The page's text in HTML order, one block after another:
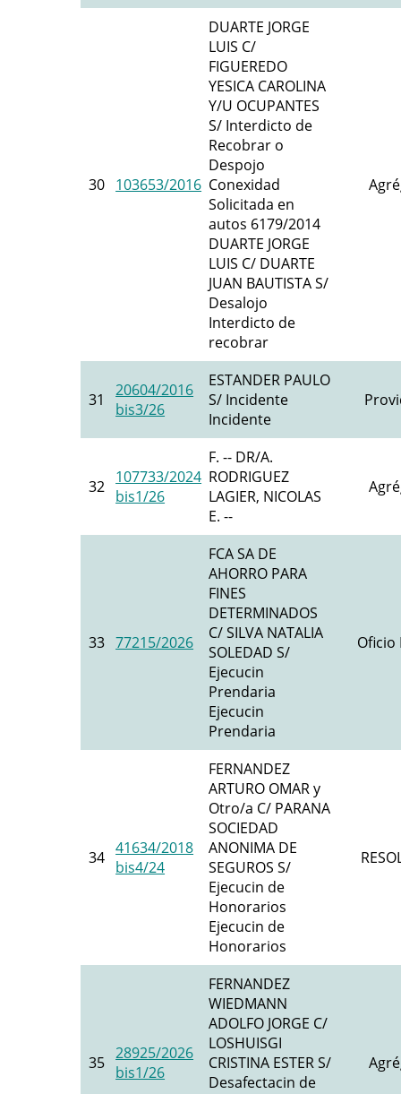
30 103653/2016
DUARTE JORGE
LUIS C/
FIGUEREDO
YESICA CAROLINA
Y/U OCUPANTES
S/ Interdicto de
Recobrar o
Despojo
Conexidad
Solicitada en
autos 6179/2014
DUARTE JORGE
LUIS C/ DUARTE
JUAN BAUTISTA S/
Desalojo
Interdicto de
recobrar
31
20604/2016
bis3/26
ESTANDER PAULO
S/ Incidente
Incidente
32
107733/2024
bis1/26
F. -- DR/A.
RODRIGUEZ
LAGIER, NICOLAS
E. --
33 77215/2026
FCA SA DE
AHORRO PARA
FINES
DETERMINADOS
C/ SILVA NATALIA
SOLEDAD S/
Ejecucin
Prendaria
Ejecucin
Prendaria
Oficio
34 41634/2018
bis4/24
FERNANDEZ
ARTURO OMAR y
Otro/a C/ PARANA
SOCIEDAD
ANONIMA DE
SEGUROS S/
Ejecucin de
Honorarios
Ejecucin de
Honorarios
35 28925/2026
bis1/26
FERNANDEZ
WIEDMANN
ADOLFO JORGE C/
LOSHUISGI
CRISTINA ESTER S/
Desafectacin de